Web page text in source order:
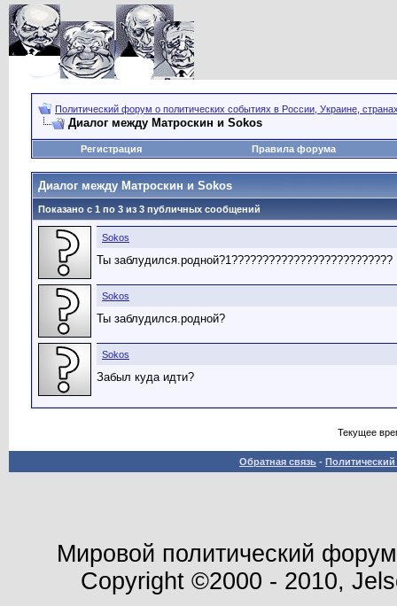
Политический форум о политических событиях в России, Украине,
Диалог между Матроскин и Sokos
Регистрация Правила форума
Диалог между Матроскин и Sokos
Показано с 1 по 3 из 3 публичных сообщений
Sokos
Ты заблудился.родной?1??????????????????????????
Sokos
Ты заблудился.родной?
Sokos
Забыл куда идти?
Текущее
Обратная связь -
Мировой политический
Copyright ©2000 - 2010,